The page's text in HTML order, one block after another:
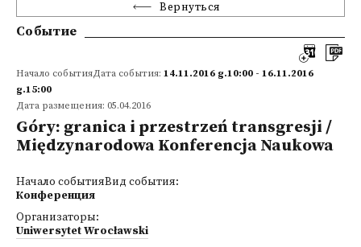
Вернуться
Событие
Начало событияДата события: 14.11.2016 g.10:00 - 16.11.2016
g.15:00
Дата размещения: 05.04.2016
Góry: granica i przestrzeń transgresji /
Międzynarodowa Konferencja Naukowa
Начало событияВид события:
Конференция
Организаторы:
Uniwersytet Wrocławski